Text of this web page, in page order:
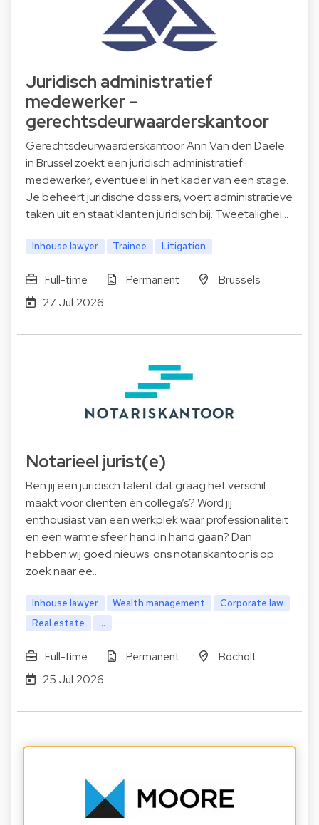
Juridisch administratief
medewerker –
gerechtsdeurwaarderskantoor
Gerechtsdeurwaarderskantoor Ann Van den Daele
in Brussel zoekt een juridisch administratief
medewerker, eventueel in het kader van een stage.
Je beheert juridische dossiers, voert administratieve
taken uit en staat klanten juridisch bij. Tweetalighei…
Inhouse lawyer Trainee Litigation
Full-time Permanent
Brussels
27 Jul 2026
Notarieel jurist(e)
Ben jij een juridisch talent dat graag het verschil
maakt voor cliënten én collega’s? Word jij
enthousiast van een werkplek waar professionaliteit
en een warme sfeer hand in hand gaan? Dan
hebben wij goed nieuws: ons notariskantoor is op
zoek naar ee…
Inhouse lawyer Wealth management
Corporate law
Real estate
...
Full-time Permanent
Bocholt
25 Jul 2026